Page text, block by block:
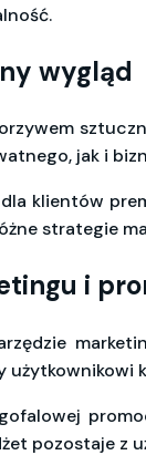
wygląd
jak i
klientów
strategie
i
użytkownikowi
pozostaje z